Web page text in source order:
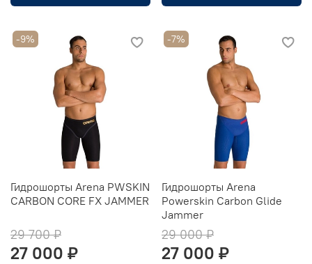
-9%
Гидрошорты Arena PWSKIN
CARBON CORE FX JAMMER
29 700 ₽
27 000 ₽
-7%
Гидрошорты Arena
Powerskin Carbon Glide
Jammer
29 000 ₽
27 000 ₽